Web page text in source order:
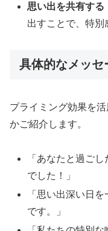
思い出を共有する
出すことで、特別
具体的なメッセ
プライミング効果を
かご紹介します。
「あなたと過ご
でした！」
「思い出深い日
です。」